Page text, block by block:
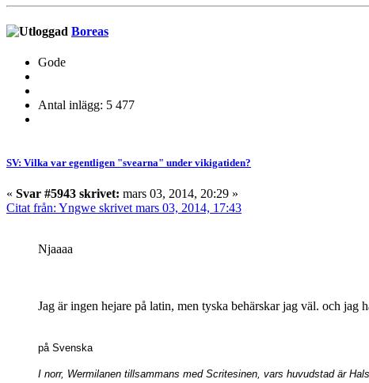
Boreas
Gode
Antal inlägg: 5 477
SV: Vilka var egentligen "svearna" under vikigatiden?
« Svar #5943 skrivet: mars 03, 2014, 20:29 »
Citat från: Yngwe skrivet mars 03, 2014, 17:43
Njaaaa
Jag är ingen hejare på latin, men tyska behärskar jag väl. och jag
på Svenska
I norr, Wermilanen tillsammans med Scritesinen, vars huvudstad är